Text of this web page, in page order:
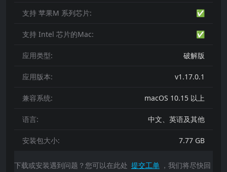
支持 苹果M 系列芯片: ✅
支持 Intel 芯片的Mac: ✅
应用类型: 破解版
应用版本: v1.17.0.1
兼容系统: macOS 10.15 以上
语言: 中文、英语及其他
安装包大小: 7.77 GB
下载或安装遇到问题？您可以在此处 提交工单 ，我们将尽快回